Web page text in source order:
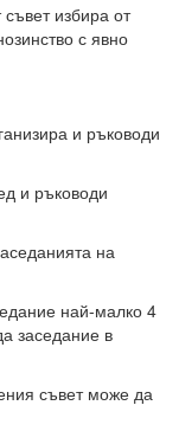
избира от
с явно
и ръководи
и ръководи
на
най-малко 4
заседание в
съвет може да